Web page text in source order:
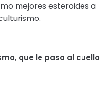
mejores esteroides a
que le pasa al cuello